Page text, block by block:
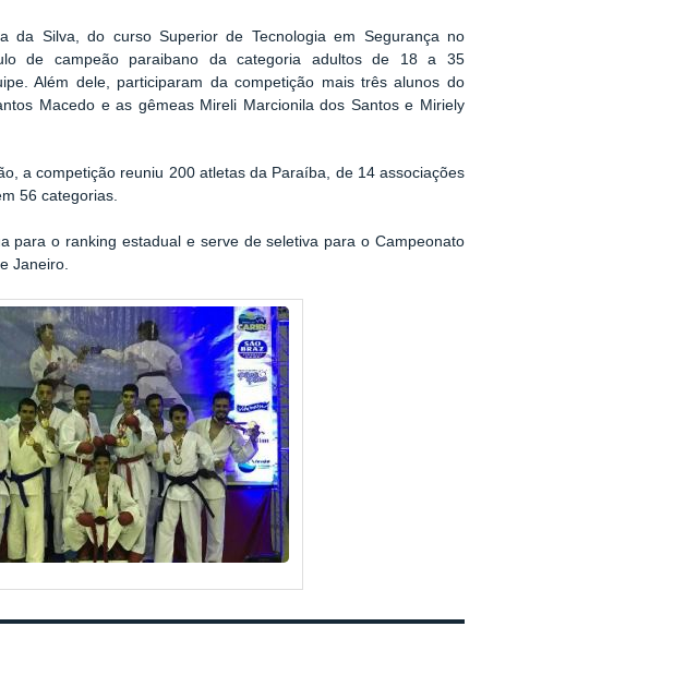
da Silva, do curso Superior de Tecnologia em Segurança no
de campeão paraibano da categoria adultos de 18 a 35
Além dele, participaram da competição mais três alunos do
Macedo e as gêmeas Mireli Marcionila dos Santos e Miriely
a competição reuniu 200 atletas da Paraíba, de 14 associações
56 categorias.
para o ranking estadual e serve de seletiva para o Campeonato
Janeiro.